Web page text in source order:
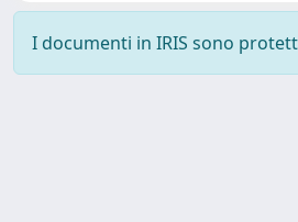
I documenti in IRIS sono